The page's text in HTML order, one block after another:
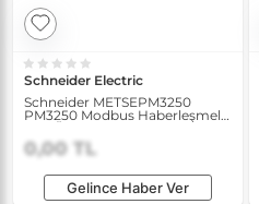
Schneider Electric
Schneider METSEPM3250
PM3250 Modbus Haberleşmeli
Güç Ölçer
0,00 TL
Gelince Haber Ver